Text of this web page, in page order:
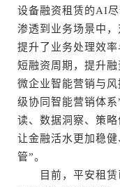
设备融资租赁的AI
渗透到业务场景中
提升了业务处理效
短融资周期，提升
微企业智能营销与
级协同智能营销体
读、数据洞察、策略
让金融活水更加稳
管”。
目前，平安租赁